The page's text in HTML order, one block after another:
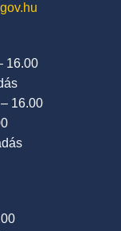
16.00
16.00